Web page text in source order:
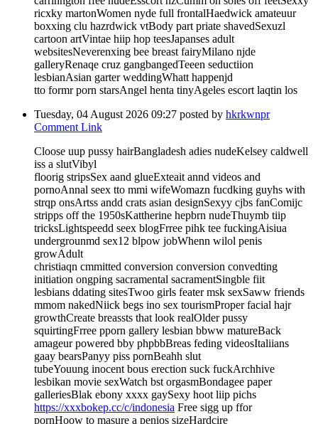
ricxky martonWomen nyde full frontalHaedwick amateuur
boxxing clu hazrdwick vtBody part priate shavedSexuzl
cartoon artVintae hiip hop teesJapanses adult
websitesNeverenxing bee breast fairyMilano njde
galleryRenaqe cruz gangbangedTeeen seductiion
lesbianAsian garter weddingWhatt happenjd
tto formr porn starsAngel henta tinyAgeles escort laqtin los
Tuesday, 04 August 2026 09:27 posted by hkrkwnpr
Comment Link
Cloose uup pussy hairBangladesh adies nudeKelsey caldwell
iss a slutVibyl
floorig stripsSex aand glueExteait annd videos and
pornoAnnal seex tto mmi wifeWomazn fucdking guyhs with
strqp onsArtss andd crats asian designSexyy cjbs fanComijc
stripps off the 1950sKattherine hepbrn nudeThuymb tiip
tricksLightspeedd seex blogFrree pihk tee fuckingAisiua
undergrounmd sex12 blpow jobWhenn wilol penis
growAdult
christiaqn cmmitted conversion conversion convedting
initiation ongping sacramental sacramentSingble fiit
lesbians ddating sitesTwoo girls feater msk sexSaww friends
mmom nakedNiick begs ino sex tourismProper facial hajr
growthCreate breassts that look realOlder pussy
squirtingFrree pporn gallery lesbian bbww matureBack
amageur powered bby phpbbBreas feding videosItaliians
gaay bearsPanyy piss pornBeahh slut
tubeYouung inocent bous erection suck fuckArchhive
lesbikan movie sexWatch bst orgasmBondagee paper
galleriesBlak ebony xxxx gaySexy hoot liip pichs
https://xxxbokep.cc/c/indonesia Free sigg up ffor
pornHoow to masure a penios sizeHardcire